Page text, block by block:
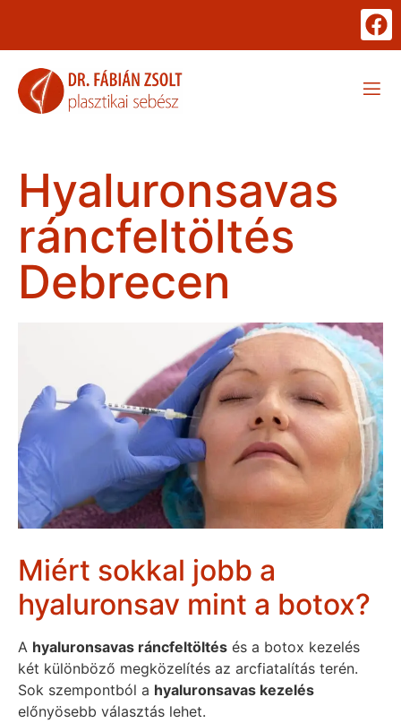
Hyaluronsavas
ráncfeltöltés
Debrecen
Miért sokkal jobb a
hyaluronsav mint a botox?
A hyaluronsavas ráncfeltöltés és a botox kezelés
két különböző megközelítés az arcfiatalítás terén.
Sok szempontból a hyaluronsavas kezelés
előnyösebb választás lehet.